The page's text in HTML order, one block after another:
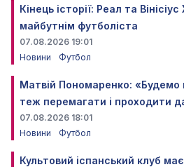
Кінець історії: Реал та
майбутнім футболіста
07.08.2026 19:01
Новини
Футбол
Матвій Пономаренко: «Будемо
теж перемагати і проходити
07.08.2026 18:01
Новини
Футбол
Культовий іспанський клуб